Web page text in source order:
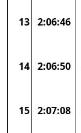
13 2:06:46
14 2:06:50
15 2:07:08